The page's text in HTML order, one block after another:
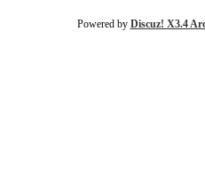
Powered by Discuz! X3.4